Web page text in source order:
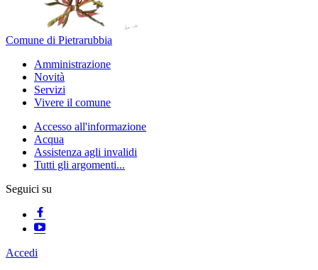
Comune di Pietrarubbia
Amministrazione
Novità
Servizi
Vivere il comune
Accesso all'informazione
Acqua
Assistenza agli invalidi
Tutti gli argomenti...
Seguici su
Accedi